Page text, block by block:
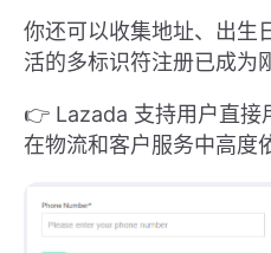
你还可以收集地址、出
活的多标识符注册已成为
👉 Lazada 支持用户直接
在物流和客户服务中高度